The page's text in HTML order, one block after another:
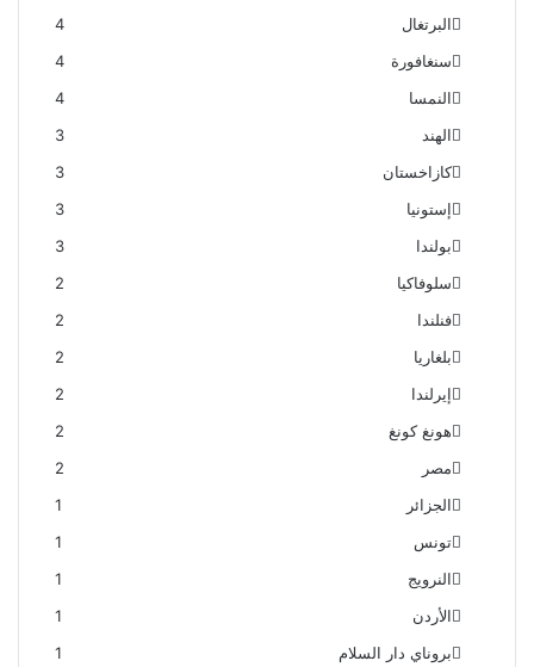
البرتغال
4
سنغافورة
4
النمسا
4
الهند
3
كازاخستان
3
إستونيا
3
بولندا
3
سلوفاكيا
2
فنلندا
2
بلغاريا
2
إيرلندا
2
هونغ كونغ
2
مصر
2
الجزائر
1
تونس
1
النرويج
1
الأردن
1
بروناي دار السلام
1